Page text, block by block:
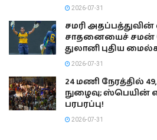
2026-07-31
சமரி
சாதனையைச் சமன்
துலானி புதிய
2026-07-31
24 மணி நேரத்தில்
நுழைவு; ஸ்பெயின்
பரபரப்பு!
2026-07-31